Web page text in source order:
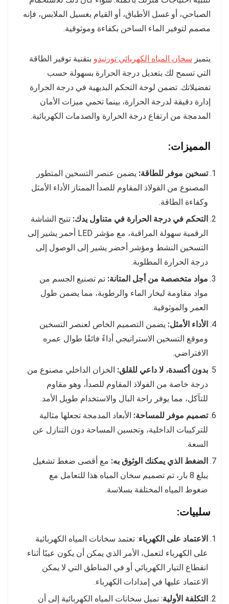
الصباحي، أو غسل الأطباق، أو القيام بغسيل الملابس، فإنه
مصمم لتوفير الماء الساخن بكفاءة وموثوقية.
يتميز سخان المياه الكهربائي تورنيدو بتقنية توفير الطاقة
التي تسمح لك بتعديل درجة الحرارة بسهولة حسب
تفضيلاتك. تضمن لوحة التحكم البديهية في درجة الحرارة
إدارة دقيقة لدرجة الحرارة، بينما تحمي ميزات الأمان
المدمجة من ارتفاع درجة الحرارة والصدمات الكهربائية.
المميزات:
تسخين موفر للطاقة: يضمن عنصر التسخين المتطور
المصنوع من الفولاذ المقاوم للصدأ الممتاز الأداء الأمثل
وكفاءة الطاقة.
التحكم في درجة الحرارة في متناول يدك: تتيح الشاشة
الرقمية سهولة المراقبة، مع مؤشر LED أحمر يشير إلى
التسخين النشط ومؤشر أخضر يشير إلى الوصول إلى
درجة الحرارة المطلوبة.
مواد متخصصة من أجل المتانة: تم تصنيع الجسم من
مواد مقاومة لبخار الماء والرطوبة، مما يضمن طول
العمر والموثوقية.
الأداء الأمثل: يضمن التصميم الخاص لعنصر التسخين
وموقع التسخين الاستراتيجي أداءً فائقًا طوال عمره
الافتراضي.
بدون أكسدة، لا داعي للقلق: الخزان الداخلي مصنوع من
درجة خاصة من الفولاذ المقاوم للصدأ، وهو مقاوم
للتآكل، مما يوفر راحة البال والاستخدام طويل الأمد.
تصميم موفر للمساحة: الأبعاد المدمجة تجعلها مثالية
للتركيبات الداخلية، وتحسين المساحة دون التنازل عن
السعة.
الضغط الذي يمكنك الوثوق به: مع أقصى ضغط تشغيل
يبلغ 8 بار، تم تصميم سخان المياه هذا للتعامل مع
ضغوط المياه المختلفة بسلاسة.
سلبيات:
الاعتماد على الكهرباء: تعتمد سخانات المياه الكهربائية
على الكهرباء لتعمل، الأمر الذي يمكن أن يكون عيبًا أثناء
انقطاع التيار الكهربائي أو في المناطق التي لا يمكن
الاعتماد عليها في إمدادات الكهرباء.
التكلفة الأولية: تميل سخانات المياه الكهربائية إلى أن